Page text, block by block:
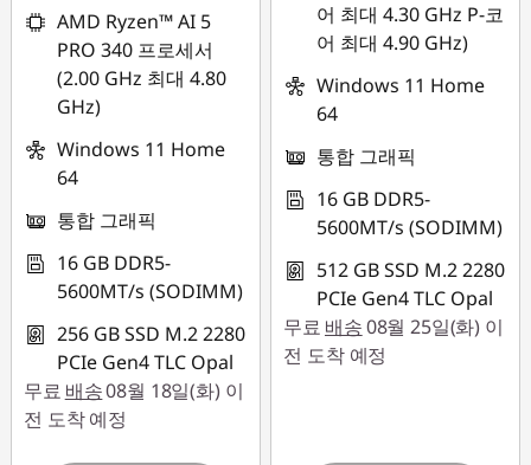
G
AMD Ryzen™ AI 5
PRO 340 프로세서
(2.00 GHz 최대 4.80
GHz)
Windows 11 Home
64
통합 그래픽
16 GB DDR5-
5600MT/s (SODIMM)
256 GB SSD M.2 2280
PCIe Gen4 TLC Opal
무료 배송08월 18일(화) 이
전 도착 예정
어 최대 4.30 GHz P-코
어 최대 4.90 GHz)
Windows 11 Home
64
통합 그래픽
16 GB DDR5-
5600MT/s (SODIMM)
512 GB SSD M.2 2280
PCIe Gen4 TLC Opal
무료 배송08월 25일(화) 이
전 도착 예정